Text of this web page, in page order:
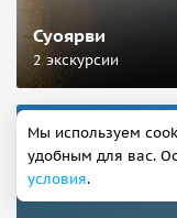
Суоярви
2 экскурсии
Мы используем
удобным для вас.
условия.